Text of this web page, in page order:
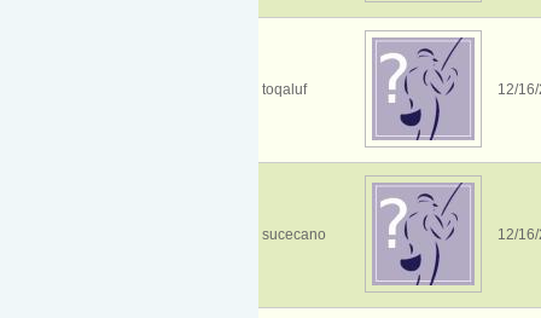
toqaluf 12/
sucecano 12/